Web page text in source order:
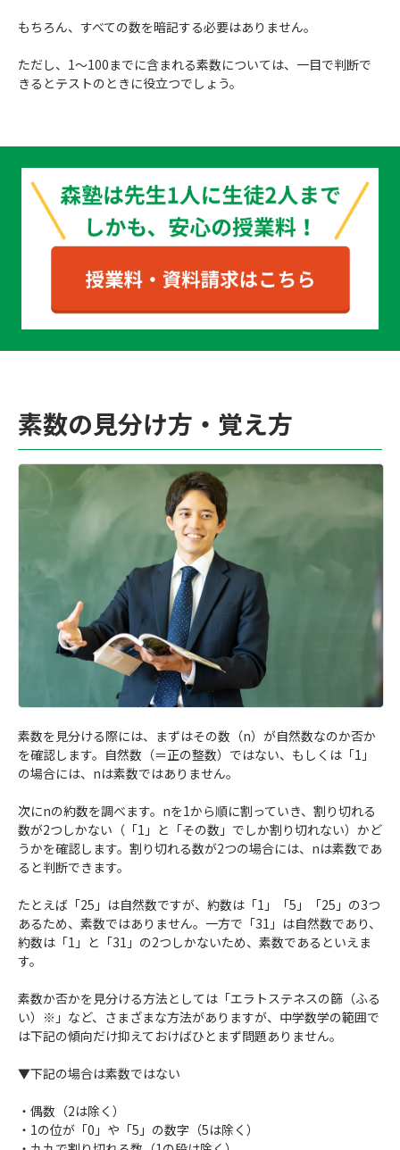
もちろん、すべての数を暗記する必要はありません。
ただし、1〜100までに含まれる素数については、一目で判断で
きるとテストのときに役立つでしょう。
素数の見分け方・覚え方
素数を見分ける際には、まずはその数（n）が自然数なのか否か
を確認します。自然数（＝正の整数）ではない、もしくは「1」
の場合には、nは素数ではありません。
次にnの約数を調べます。nを1から順に割っていき、割り切れる
数が2つしかない（「1」と「その数」でしか割り切れない）かど
うかを確認します。割り切れる数が2つの場合には、nは素数であ
ると判断できます。
たとえば「25」は自然数ですが、約数は「1」「5」「25」の3つ
あるため、素数ではありません。一方で「31」は自然数であり、
約数は「1」と「31」の2つしかないため、素数であるといえま
す。
素数か否かを見分ける方法としては「エラトステネスの篩（ふる
い）※」など、さまざまな方法がありますが、中学数学の範囲で
は下記の傾向だけ抑えておけばひとまず問題ありません。
▼下記の場合は素数ではない
・偶数（2は除く）
・1の位が「0」や「5」の数字（5は除く）